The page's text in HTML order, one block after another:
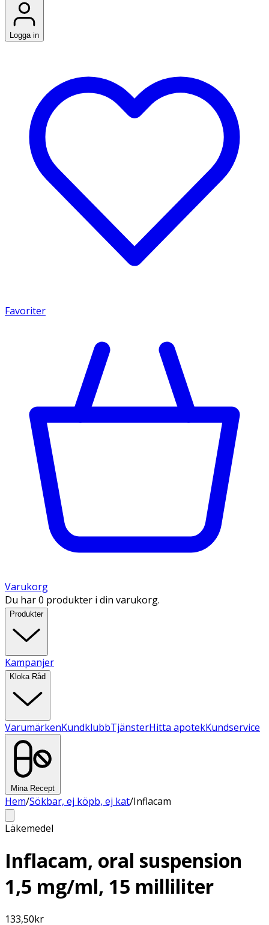
Logga in
Favoriter
Varukorg
Du har 0 produkter i din varukorg.
Produkter
Kampanjer
Kloka Råd
VarumärkenKundklubbTjänsterHitta apotekKundservice
Mina Recept
Hem/Sökbar, ej köpb, ej kat/Inflacam
Läkemedel
Inflacam, oral suspension
1,5 mg/ml, 15 milliliter
133,50kr